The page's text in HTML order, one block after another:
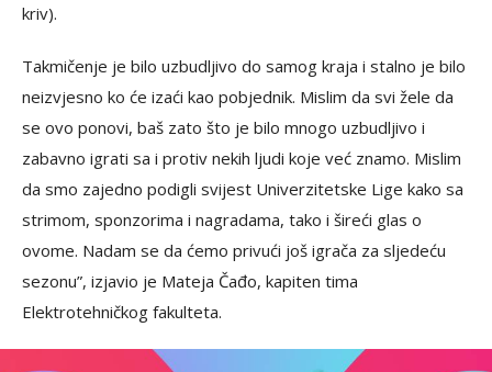
kriv).
Takmičenje je bilo uzbudljivo do samog kraja i stalno je bilo
neizvjesno ko će izaći kao pobjednik. Mislim da svi žele da
se ovo ponovi, baš zato što je bilo mnogo uzbudljivo i
zabavno igrati sa i protiv nekih ljudi koje već znamo. Mislim
da smo zajedno podigli svijest Univerzitetske Lige kako sa
strimom, sponzorima i nagradama, tako i šireći glas o
ovome. Nadam se da ćemo privući još igrača za sljedeću
sezonu”, izjavio je Mateja Čađo, kapiten tima
Elektrotehničkog fakulteta.